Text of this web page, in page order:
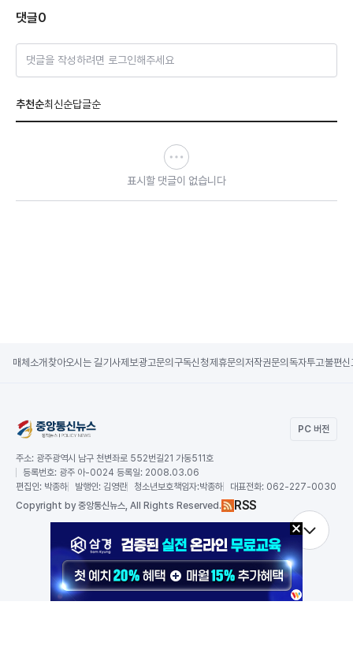
댓글0
댓글을 작성하려면 로그인해주세요
추천순최신순답글순
표시할 댓글이 없습니다
매체소개 찾아오시는 길기사제보광고문의 구독신청제휴문의 저작권문의 독자투고불편신
PC 버전
주소: 광주광역시 남구 천변좌로 552번길21 가동511호
등록번호: 광주 아-0024 등록일: 2008.03.06
편집인: 박종하 발행인: 김영란 청소년보호책임자:박종하 대표전화: 062-227-0030
Copyright by 중앙통신뉴스, All Rights Reserved. RSS